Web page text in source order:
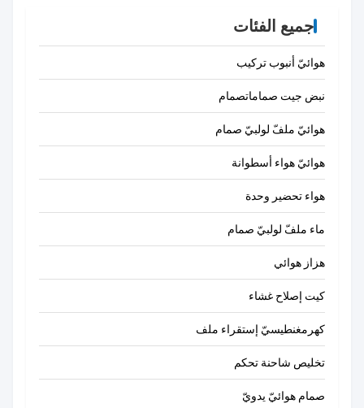
6720 MSFW-110-
50/60 4540 MSFW-
230-50/60
جميع الفئات
هوائيّ أنبوب تركيب
نبض جيت صماماتصمام
هوائيّ ملفّ لولبيّ صمام
هوائيّ هواء أسطوانة
هواء تحضير وحدة
ماء ملفّ لولبيّ صمام
هزاز هوائي
كيت إصلاح غشاء
كهرمغنطيسيّ إستقراء ملف
تخليص شاحنة تحكم
صمام هوائيّ يدويّ